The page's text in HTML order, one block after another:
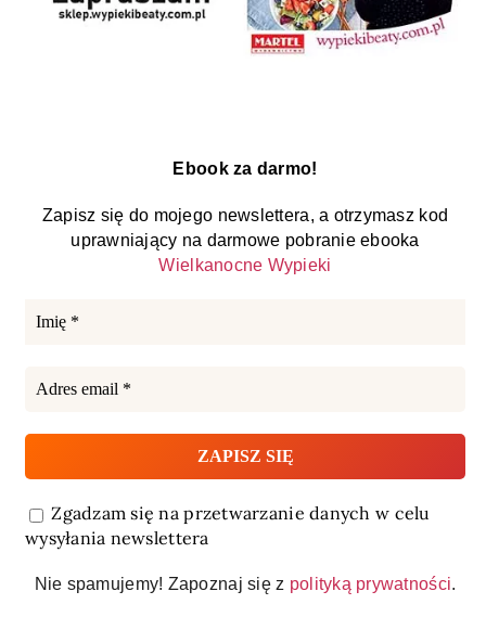
Ebook za darmo!
Zapisz się do mojego newslettera, a otrzymasz kod
uprawniający na darmowe pobranie ebooka
Wielkanocne Wypieki
Zgadzam się na przetwarzanie danych w celu
wysyłania newslettera
Nie spamujemy! Zapoznaj się z polityką prywatności.